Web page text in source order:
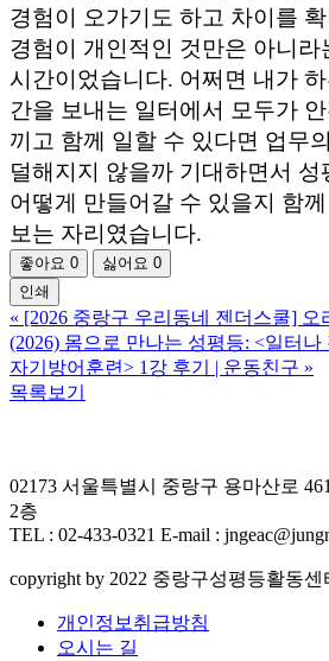
경험이 오가기도 하고 차이를
경험이 개인적인 것만은 아니라
시간이었습니다. 어쩌면 내가
간을 보내는 일터에서 모두가
끼고 함께 일할 수 있다면 업무
덜해지지 않을까 기대하면서
어떻게 만들어갈 수 있을지 함
보는 자리였습니다.
좋아요 0 싫어요 0
인쇄
« [2026 중랑구 우리동네 젠더스쿨] 오
(2026) 몸으로 만나는 성평등: <일터
자기방어훈련> 1강 후기 | 운동친구 »
목록보기
02173 서울특별시 중랑구 용마산로
2층
TEL : 02-433-0321 E-mail :
copyright by 2022 중랑구성평등활동센
개인정보취급방침
오시는 길